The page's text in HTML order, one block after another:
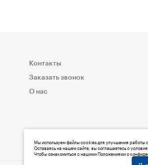
Контакты
Заказать звонок
О нас
Мы используем файлы cookies для улучшения работы
Оставаясь на нашем сайте, вы соглашаетесь с
Чтобы ознакомиться с нашими Положениями о